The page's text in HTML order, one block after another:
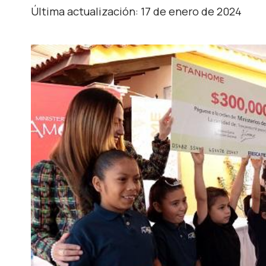
Última actualización: 17 de enero de 2024